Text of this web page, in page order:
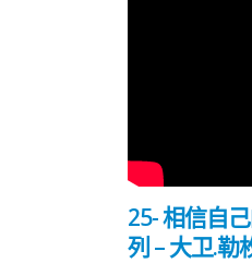
25- 相信自
列 – 大卫.勒